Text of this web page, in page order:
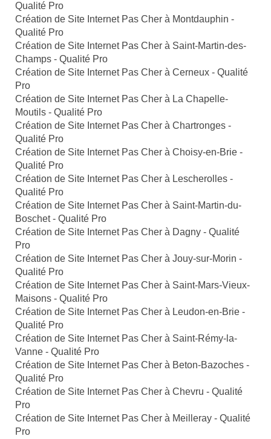
Qualité Pro
Création de Site Internet Pas Cher à Montdauphin -
Qualité Pro
Création de Site Internet Pas Cher à Saint-Martin-des-
Champs - Qualité Pro
Création de Site Internet Pas Cher à Cerneux - Qualité
Pro
Création de Site Internet Pas Cher à La Chapelle-
Moutils - Qualité Pro
Création de Site Internet Pas Cher à Chartronges -
Qualité Pro
Création de Site Internet Pas Cher à Choisy-en-Brie -
Qualité Pro
Création de Site Internet Pas Cher à Lescherolles -
Qualité Pro
Création de Site Internet Pas Cher à Saint-Martin-du-
Boschet - Qualité Pro
Création de Site Internet Pas Cher à Dagny - Qualité
Pro
Création de Site Internet Pas Cher à Jouy-sur-Morin -
Qualité Pro
Création de Site Internet Pas Cher à Saint-Mars-Vieux-
Maisons - Qualité Pro
Création de Site Internet Pas Cher à Leudon-en-Brie -
Qualité Pro
Création de Site Internet Pas Cher à Saint-Rémy-la-
Vanne - Qualité Pro
Création de Site Internet Pas Cher à Beton-Bazoches -
Qualité Pro
Création de Site Internet Pas Cher à Chevru - Qualité
Pro
Création de Site Internet Pas Cher à Meilleray - Qualité
Pro